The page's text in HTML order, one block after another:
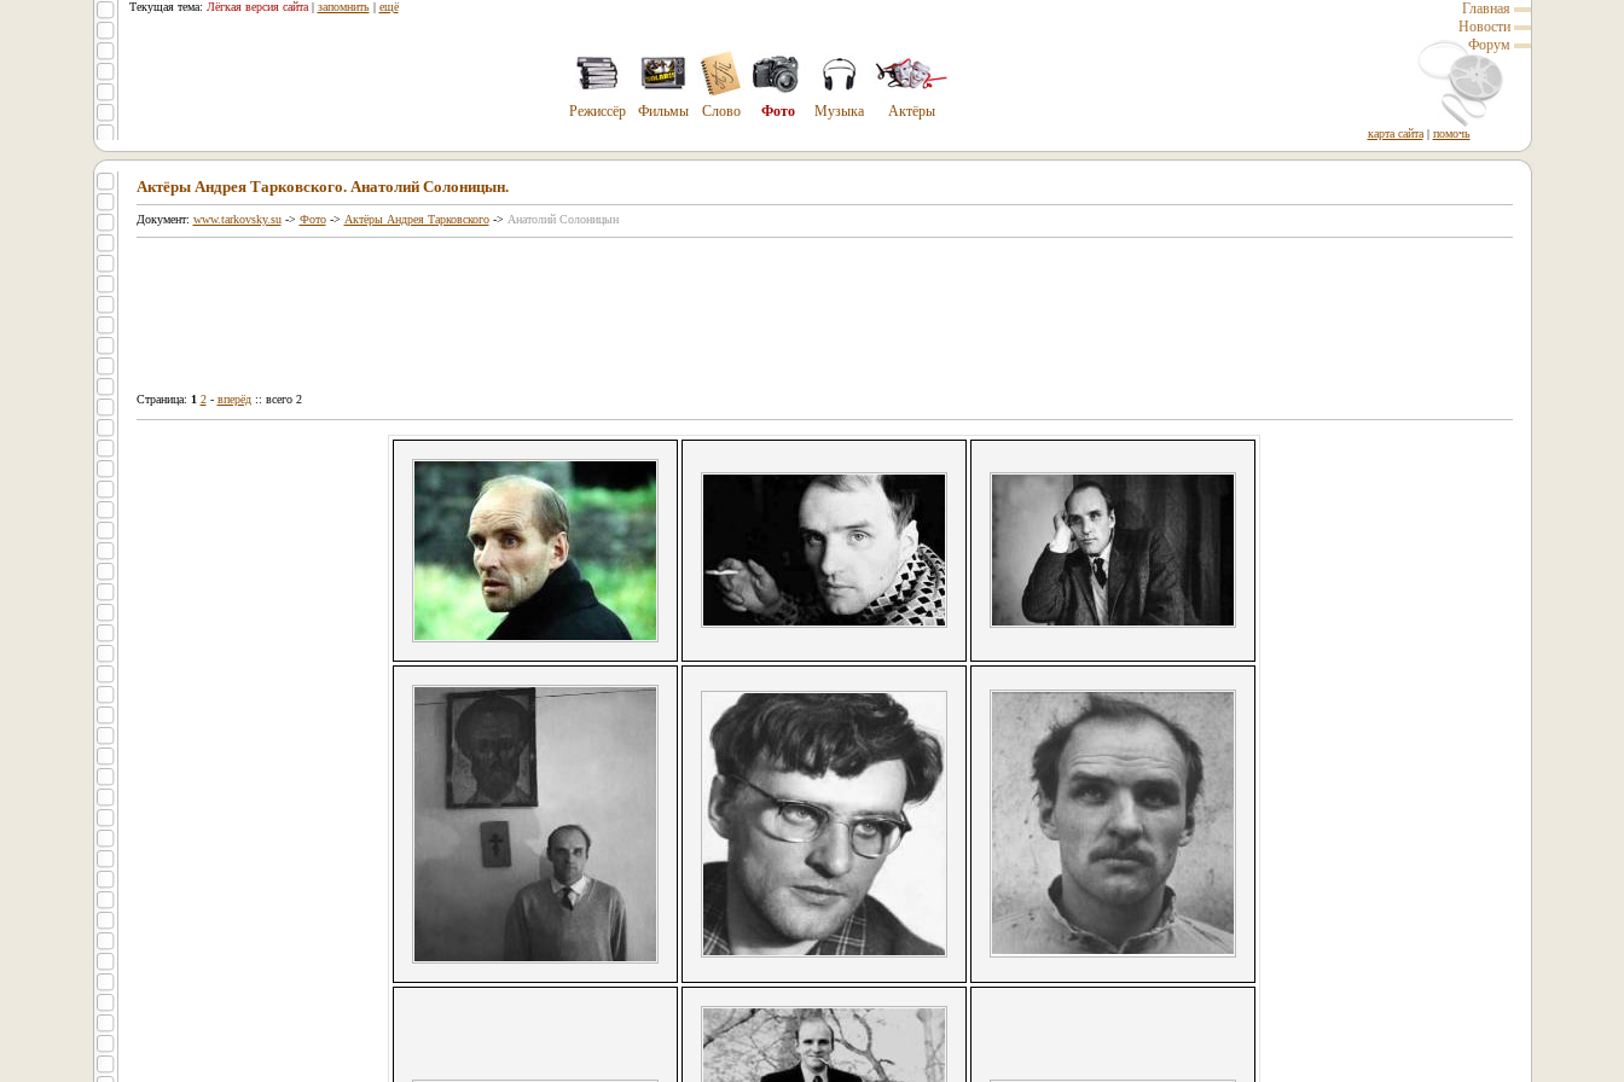
Текущая тема: Лёгкая версия сайта| запомнить| ещё
Режиссёр Фильмы Слово Фото Музыка Актёры
Главная
Новости
Форум
карта сайта| помочь
Актёры Андрея Тарковского. Анатолий Солоницын.
Документ: www.tarkovsky.su-> Фото-> Актёры Андрея Тарковского -> Анатолий Солоницын
Страница: 1 2- вперёд:: всего 2